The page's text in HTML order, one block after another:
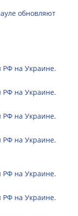
обновляют
РФ на Украине.
РФ на Украине.
РФ на Украине.
РФ на Украине.
РФ на Украине.
РФ на Украине.